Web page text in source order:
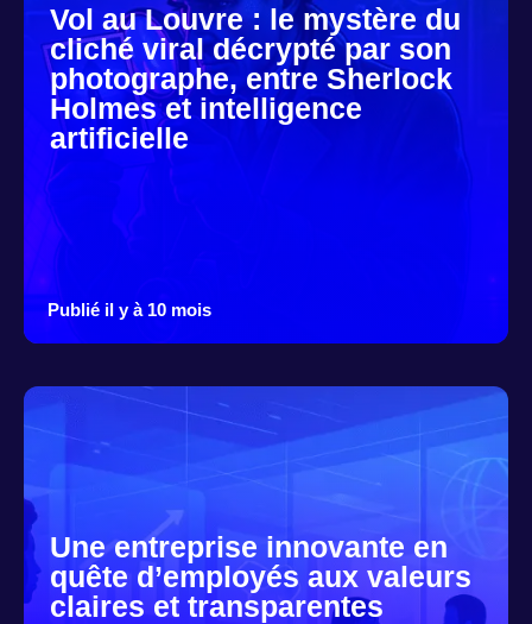
Vol au Louvre : le mystère du
cliché viral décrypté par son
photographe, entre Sherlock
Holmes et intelligence
artificielle
Publié il y à 10 mois
Une entreprise innovante en
quête d’employés aux valeurs
claires et transparentes